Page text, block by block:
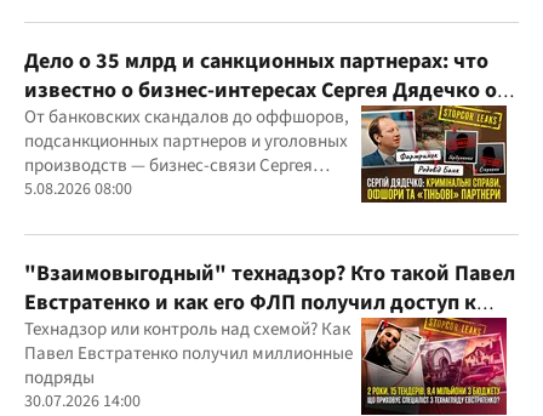
Дело о 35 млрд и санкционных партнерах: что
известно о бизнес-интересах Сергея Дядечко от
"Родовид Банка" до "ФАРМАСЕЛ"
От банковских скандалов до оффшоров,
подсанкционных партнеров и уголовных
производств — бизнес-связи Сергея
Дядечко до сих пор простираются через
юрисдикций
5.08.2026 08:00
"Взаимовыгодный" технадзор? Кто такой Павел
Евстратенко и как его ФЛП получил доступ к
бюджетным миллионам?
Технадзор или контроль над схемой? Как
Павел Евстратенко получил миллионные
подряды
30.07.2026 14:00